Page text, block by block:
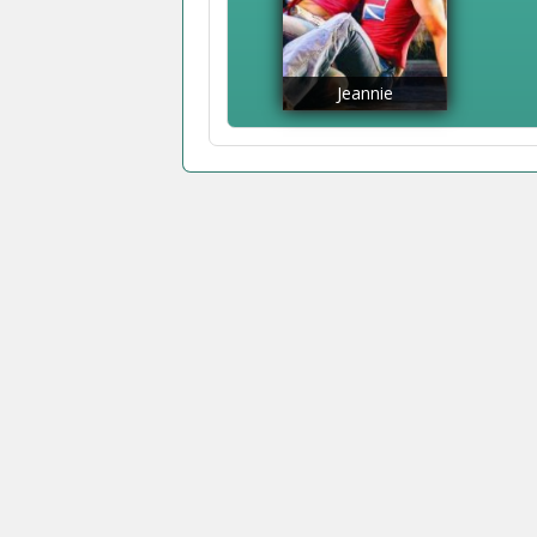
Jeannie